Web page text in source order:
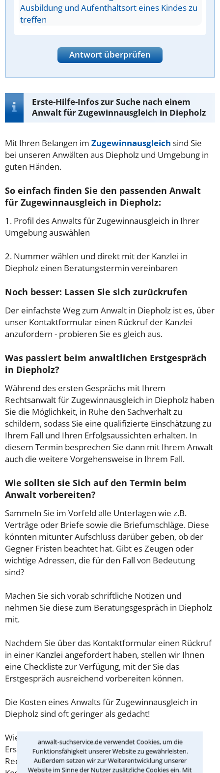
anwalt-suchservice.de verwendet Cookies, um die
Funktionsfähigkeit unserer Website zu gewährleisten.
Außerdem setzen wir zur Weiterentwicklung unserer
Website im Sinne der Nutzer zusätzliche Cookies ein. Mit
Ausbildung und Aufenthaltsort eines Kindes zu
treffen
Antwort überprüfen
Erste-Hilfe-Infos zur Suche nach einem
Anwalt für Zugewinnausgleich in Diepholz
Mit Ihren Belangen im Zugewinnausgleich sind Sie
bei unseren Anwälten aus Diepholz und Umgebung in
guten Händen.
So einfach finden Sie den passenden Anwalt
für Zugewinnausgleich in Diepholz:
1. Profil des Anwalts für Zugewinnausgleich in Ihrer
Umgebung auswählen
2. Nummer wählen und direkt mit der Kanzlei in
Diepholz einen Beratungstermin vereinbaren
Noch besser: Lassen Sie sich zurückrufen
Der einfachste Weg zum Anwalt in Diepholz ist es, über
unser Kontaktformular einen Rückruf der Kanzlei
anzufordern - probieren Sie es gleich aus.
Was passiert beim anwaltlichen Erstgespräch
in Diepholz?
Während des ersten Gesprächs mit Ihrem
Rechtsanwalt für Zugewinnausgleich in Diepholz haben
Sie die Möglichkeit, in Ruhe den Sachverhalt zu
schildern, sodass Sie eine qualifizierte Einschätzung zu
Ihrem Fall und Ihren Erfolgsaussichten erhalten. In
diesem Termin besprechen Sie dann mit Ihrem Anwalt
auch die weitere Vorgehensweise in Ihrem Fall.
Wie sollten sie Sich auf den Termin beim
Anwalt vorbereiten?
Sammeln Sie im Vorfeld alle Unterlagen wie z.B.
Verträge oder Briefe sowie die Briefumschläge. Diese
könnten mitunter Aufschluss darüber geben, ob der
Gegner Fristen beachtet hat. Gibt es Zeugen oder
wichtige Adressen, die für den Fall von Bedeutung
sind?
Machen Sie sich vorab schriftliche Notizen und
nehmen Sie diese zum Beratungsgespräch in Diepholz
mit.
Nachdem Sie über das Kontaktformular einen Rückruf
in einer Kanzlei angefordert haben, stellen wir Ihnen
eine Checkliste zur Verfügung, mit der Sie das
Erstgespräch ausreichend vorbereiten können.
Die Kosten eines Anwalts für Zugewinnausgleich in
Diepholz sind oft geringer als gedacht!
Wieviel ein Rechtsanwalt in Diepholz für eine
Erstberatung verlangen darf, ist in §34 des
Rechtsanwaltsvergütungsgesetz (RVG) geregelt. Die